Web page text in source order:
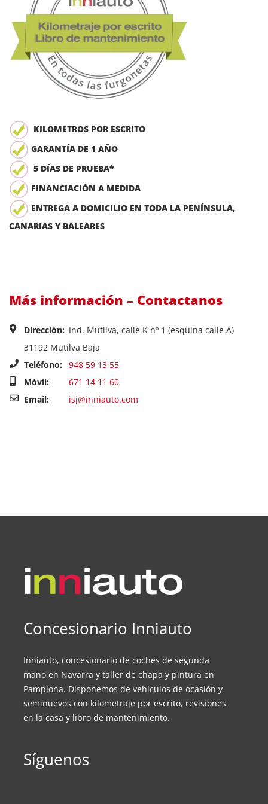
KILOMETROS POR ESCRITO
GARANTÍA DE 1 AÑO
5 DÍAS DE PRUEBA*
FINANCIACIÓN A MEDIDA
ENTREGA A DOMICILIO EN TODA LA PENÍNSULA,
CANARIAS Y BALEARES
Más información – Contactanos
Dirección: Ind. Mutilva, calle K nº 1 (esquina calle A)
31192 Mutilva Baja
Teléfono:
948 59 13 55
Móvil:
671 14 11 60
Email:
isj@inniauto.com
Concesionario Inniauto
Inniauto, concesionario de coches de segunda
mano en Navarra y taller de chapa y pintura en
Pamplona. Disponemos de vehículos de ocasión y
seminuevos con kilometraje por escrito, revisiones
en la casa y libro de mantenimiento.
Síguenos